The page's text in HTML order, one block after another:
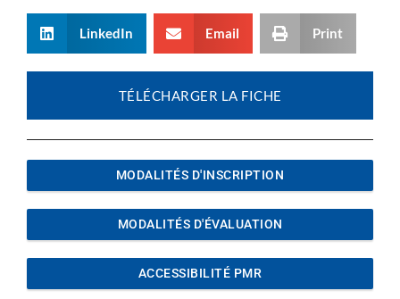
LinkedIn Email Print
TÉLÉCHARGER LA FICHE
MODALITÉS D'INSCRIPTION
MODALITÉS D'ÉVALUATION
ACCESSIBILITÉ PMR